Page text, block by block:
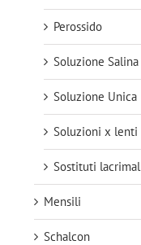
Perossido
Soluzione Salina
Soluzione Unica
Soluzioni x lenti
Sostituti
Mensili
Schalcon